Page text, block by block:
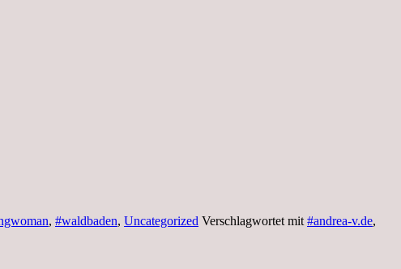
, #waldbaden, Uncategorized Verschlagwortet mit #andrea-v.de,